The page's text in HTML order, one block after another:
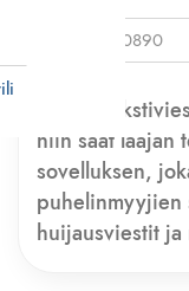
Lähetä
niin saat laajan
sovelluksen,
puhelinmyyjien
huijausviestit